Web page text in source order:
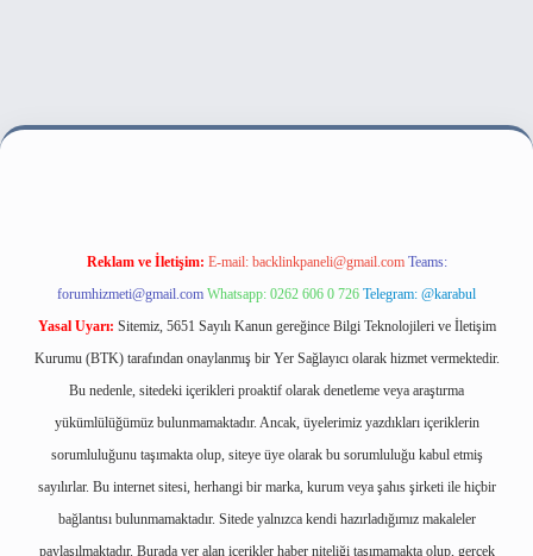
bahis sitesi
Reklam ve İletişim: E-mail: backlinkpaneli@gmail.com Teams:
forumhizmeti@gmail.com Whatsapp: 0262 606 0 726 Telegram: @karabul
Yasal Uyarı: Sitemiz, 5651 Sayılı Kanun gereğince Bilgi Teknolojileri ve İletişim
Kurumu (BTK) tarafından onaylanmış bir Yer Sağlayıcı olarak hizmet vermektedir.
Bu nedenle, sitedeki içerikleri proaktif olarak denetleme veya araştırma
yükümlülüğümüz bulunmamaktadır. Ancak, üyelerimiz yazdıkları içeriklerin
sorumluluğunu taşımakta olup, siteye üye olarak bu sorumluluğu kabul etmiş
sayılırlar. Bu internet sitesi, herhangi bir marka, kurum veya şahıs şirketi ile hiçbir
bağlantısı bulunmamaktadır. Sitede yalnızca kendi hazırladığımız makaleler
paylaşılmaktadır. Burada yer alan içerikler haber niteliği taşımamakta olup, gerçek